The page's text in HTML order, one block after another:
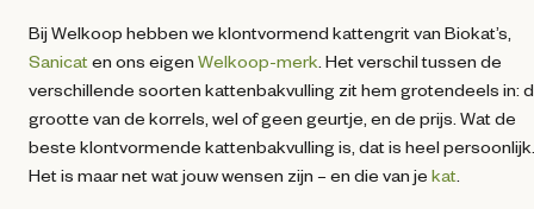
Bij Welkoop hebben we klontvormend kattengrit van Biokat’s,
Sanicat en ons eigen Welkoop-merk . Het verschil tussen de
verschillende soorten kattenbakvulling zit hem grotendeels in:
grootte van de korrels, wel of geen geurtje, en de prijs. Wat de
beste klontvormende kattenbakvulling is, dat is heel persoonlijk.
Het is maar net wat jouw wensen zijn – en die van je kat